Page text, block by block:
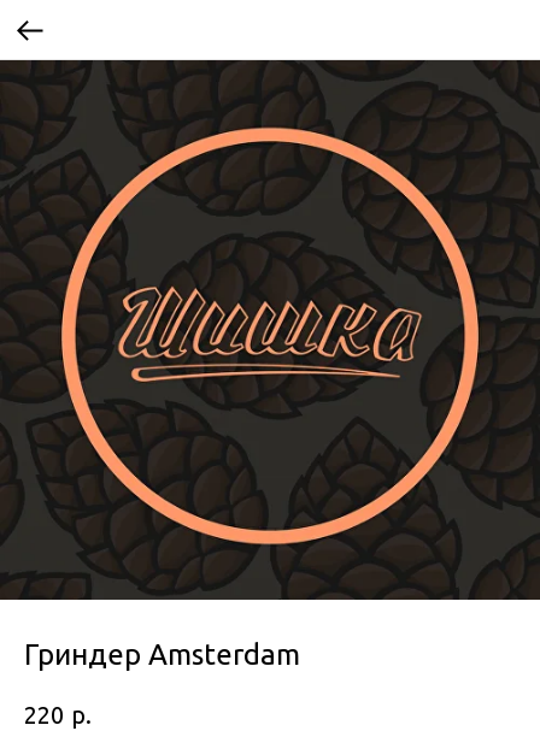
Гриндер Amsterdam
220 р.